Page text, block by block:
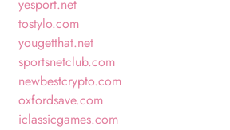
yesport.net
tostylo.com
yougetthat.net
sportsnetclub.com
newbestcrypto.com
oxfordsave.com
iclassicgames.com